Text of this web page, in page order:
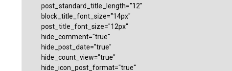
post_standard_title_length="12"
block_title_font_size="14px"
post_title_font_size="12px"
hide_comment="true"
hide_post_date="true"
hide_count_view="true"
hide_icon_post_format="true"